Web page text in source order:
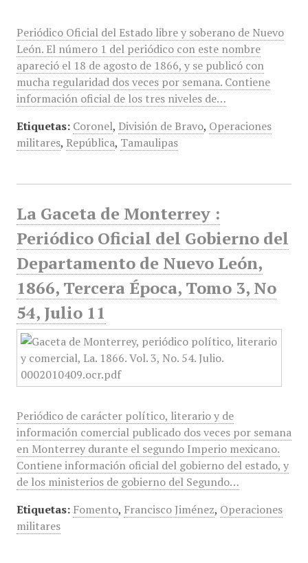
Periódico Oficial del Estado libre y soberano de Nuevo
León. El número 1 del periódico con este nombre
apareció el 18 de agosto de 1866, y se publicó con
mucha regularidad dos veces por semana. Contiene
información oficial de los tres niveles de…
Etiquetas: Coronel, División de Bravo, Operaciones
militares, República, Tamaulipas
La Gaceta de Monterrey :
Periódico Oficial del Gobierno del
Departamento de Nuevo León,
1866, Tercera Época, Tomo 3, No
54, Julio 11
Periódico de carácter político, literario y de
información comercial publicado dos veces por semana
en Monterrey durante el segundo Imperio mexicano.
Contiene información oficial del gobierno del estado, y
de los ministerios de gobierno del Segundo…
Etiquetas: Fomento, Francisco Jiménez, Operaciones
militares